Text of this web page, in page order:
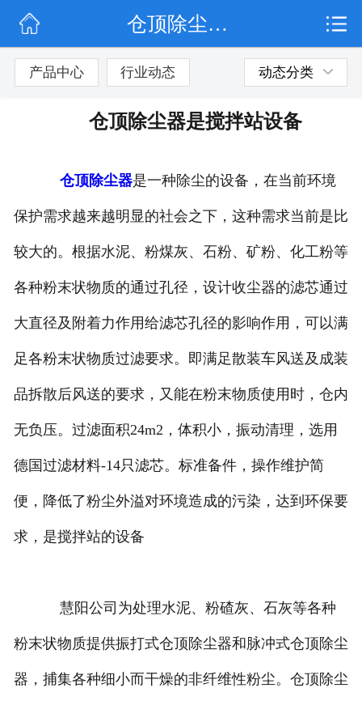
公司简介
联系我们
仓顶除尘器是搅拌站设备
产品中心 行业动态 动态分类
仓顶除尘器是搅拌站设备
仓顶除尘器是一种除尘的设备，在当前环境
保护需求越来越明显的社会之下，这种需求当前是比
较大的。根据水泥、粉煤灰、石粉、矿粉、化工粉等
各种粉末状物质的通过孔径，设计收尘器的滤芯通过
大直径及附着力作用给滤芯孔径的影响作用，可以满
足各粉末状物质过滤要求。即满足散装车风送及成装
品拆散后风送的要求，又能在粉末物质使用时，仓内
无负压。过滤面积24m2，体积小，振动清理，选用
德国过滤材料-14只滤芯。标准备件，操作维护简
便，降低了粉尘外溢对环境造成的污染，达到环保要
求，是搅拌站的设备
慧阳公司为处理水泥、粉碴灰、石灰等各种
粉末状物质提供振打式仓顶除尘器和脉冲式仓顶除尘
器，捕集各种细小而干燥的非纤维性粉尘。仓顶除尘